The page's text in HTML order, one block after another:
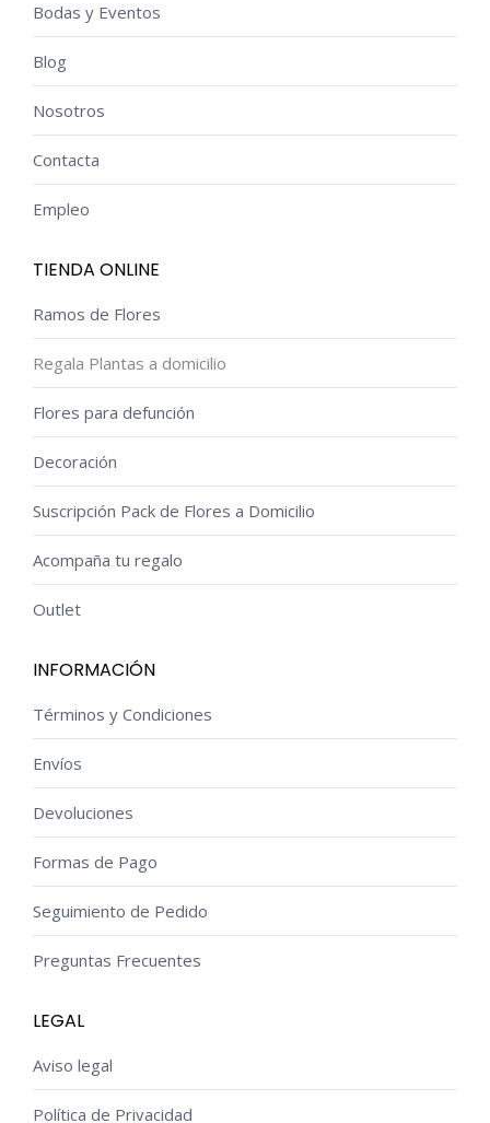
Bodas y Eventos
Blog
Nosotros
Contacta
Empleo
TIENDA ONLINE
Ramos de Flores
Regala Plantas a domicilio
Flores para defunción
Decoración
Suscripción Pack de Flores a Domicilio
Acompaña tu regalo
Outlet
INFORMACIÓN
Términos y Condiciones
Envíos
Devoluciones
Formas de Pago
Seguimiento de Pedido
Preguntas Frecuentes
LEGAL
Aviso legal
Política de Privacidad